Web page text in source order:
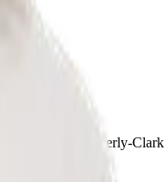
Kimberly-